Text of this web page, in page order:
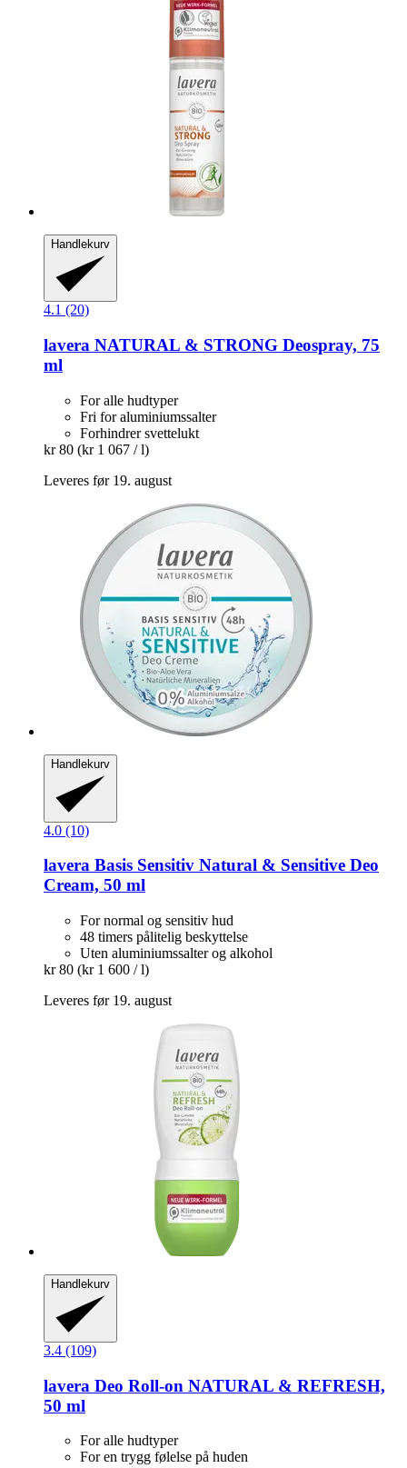
Handlekurv
4.1 (20)
lavera NATURAL & STRONG Deospray, 75
ml
For alle hudtyper
Fri for aluminiumssalter
Forhindrer svettelukt
kr 80 (kr 1 067 / l)
Leveres før 19. august
Handlekurv
4.0 (10)
lavera Basis Sensitiv Natural & Sensitive Deo
Cream, 50 ml
For normal og sensitiv hud
48 timers pålitelig beskyttelse
Uten aluminiumssalter og alkohol
kr 80 (kr 1 600 / l)
Leveres før 19. august
Handlekurv
3.4 (109)
lavera Deo Roll-​on NATURAL & REFRESH,
50 ml
For alle hudtyper
For en trygg følelse på huden